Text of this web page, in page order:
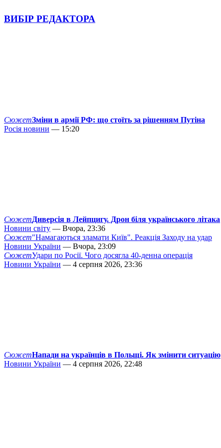
ВИБІР РЕДАКТОРА
СюжетЗміни в армії РФ: що стоїть за рішенням Путіна
Росія новини — 15:20
СюжетДиверсія в Лейпцигу. Дрон біля українського літака
Новини світу — Вчора, 23:36
Сюжет"Намагаються зламати Київ". Реакція Заходу на удар
Новини України — Вчора, 23:09
СюжетУдари по Росії. Чого досягла 40-денна операція
Новини України — 4 серпня 2026, 23:36
СюжетНапади на українців в Польщі. Як змінити ситуацію
Новини України — 4 серпня 2026, 22:48